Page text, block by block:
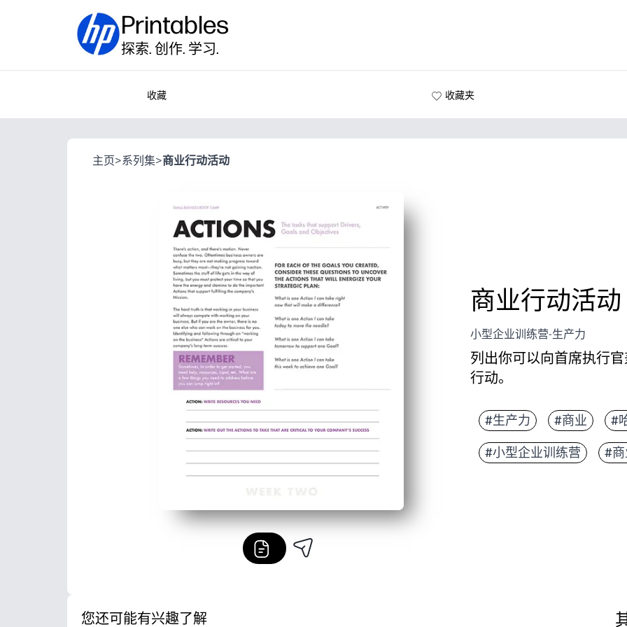
Printables
探索. 创作. 学习.
收藏 收藏夹
主页>系列集>商业行动活动
商业行动活动
小型企业训练营-生产力
列出你可以向首席执行
行动。
#生产力 #商业 #
#小型企业训练营 #
您还可能有兴趣了解